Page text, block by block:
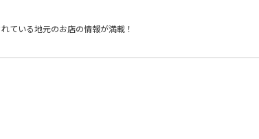
ている地元のお店の情報が満載！